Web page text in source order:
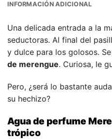
INFORMACIÓN ADICIONAL
Una delicada entrada a la
seductoras. Al final del
y dulce para los golosos.
de merengue. Curiosa, le
Pero, ¿será lo bastante
su hechizo?
Agua de perfume
trópico